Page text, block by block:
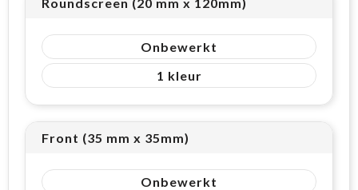
Onbewerkt
1
Front (35 mm x 35mm)
Onbewerkt